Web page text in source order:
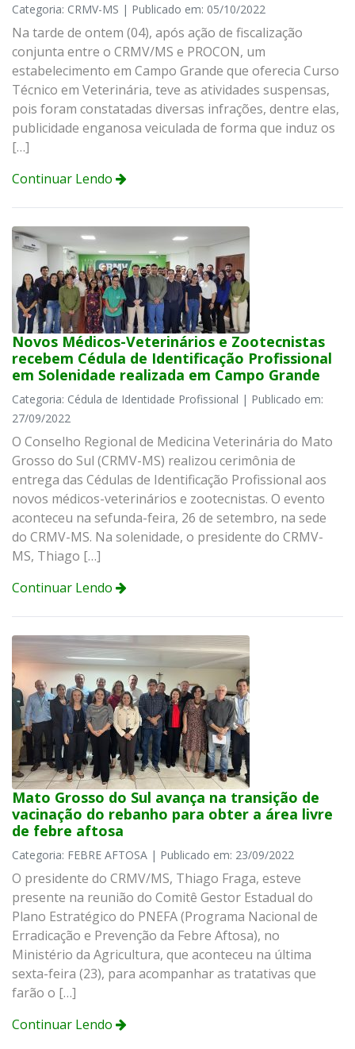
Categoria: CRMV-MS | Publicado em: 05/10/2022
Na tarde de ontem (04), após ação de fiscalização
conjunta entre o CRMV/MS e PROCON, um
estabelecimento em Campo Grande que oferecia Curso
Técnico em Veterinária, teve as atividades suspensas,
pois foram constatadas diversas infrações, dentre elas,
publicidade enganosa veiculada de forma que induz os
[…]
Continuar Lendo
Novos Médicos-Veterinários e Zootecnistas
recebem Cédula de Identificação Profissional
em Solenidade realizada em Campo Grande
Categoria: Cédula de Identidade Profissional | Publicado em:
27/09/2022
O Conselho Regional de Medicina Veterinária do Mato
Grosso do Sul (CRMV-MS) realizou cerimônia de
entrega das Cédulas de Identificação Profissional aos
novos médicos-veterinários e zootecnistas. O evento
aconteceu na sefunda-feira, 26 de setembro, na sede
do CRMV-MS. Na solenidade, o presidente do CRMV-
MS, Thiago […]
Continuar Lendo
Mato Grosso do Sul avança na transição de
vacinação do rebanho para obter a área livre
de febre aftosa
Categoria: FEBRE AFTOSA | Publicado em: 23/09/2022
O presidente do CRMV/MS, Thiago Fraga, esteve
presente na reunião do Comitê Gestor Estadual do
Plano Estratégico do PNEFA (Programa Nacional de
Erradicação e Prevenção da Febre Aftosa), no
Ministério da Agricultura, que aconteceu na última
sexta-feira (23), para acompanhar as tratativas que
farão o […]
Continuar Lendo